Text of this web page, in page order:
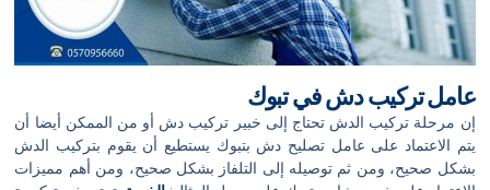
عامل تركيب دش في تبوك
إن مرحلة تركيب الدش تحتاج إلى خبير تركيب دش أو من الممكن أيضا أن
يتم الاعتماد على عامل تصليح دش بتبوك يستطيع أن يقوم بتركيب الدش
بشكل صحيح، ومن ثم توصيله إلى التلفاز بشكل صحيح، ومن أهم مميزات